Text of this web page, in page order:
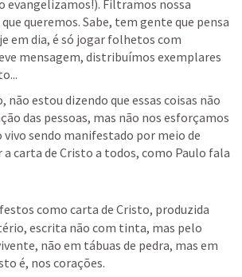
evangelizamos!). Filtramos nossa
queremos. Sabe, tem gente que pensa
em dia, é só jogar folhetos com
mensagem, distribuímos exemplares
não estou dizendo que essas coisas não
das pessoas, mas não nos esforçamos
vivo sendo manifestado por meio de
a carta de Cristo a todos, como Paulo fala
como carta de Cristo, produzida
escrita não com tinta, mas pelo
não em tábuas de pedra, mas em
é, nos corações.